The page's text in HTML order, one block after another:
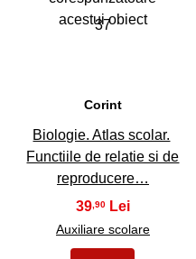
37
Corint
Biologie. Atlas scolar.
Functiile de relatie si de
reproducere…
39,90
Auxiliare scolare